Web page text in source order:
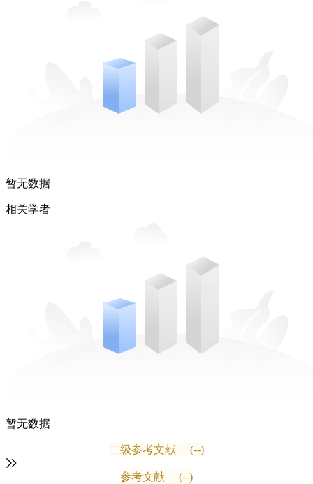
暂无数据
相关学者
暂无数据
二级参考文献 (--)
参考文献 (--)